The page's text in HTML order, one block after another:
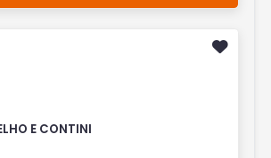
E CONTINI